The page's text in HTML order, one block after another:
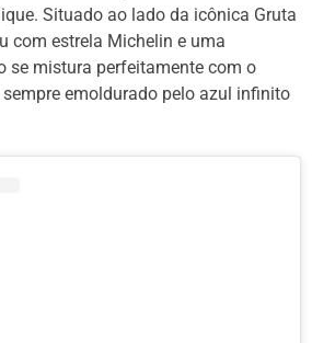
Situado ao lado da icônica Gruta
com estrela Michelin e uma
se mistura perfeitamente com o
emoldurado pelo azul infinito